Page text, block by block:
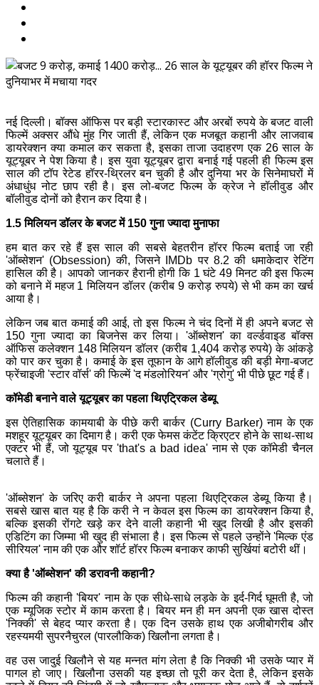
नई दिल्ली। बॉक्स ऑफिस पर बड़ी स्टारकास्ट और अरबों रुपये के बजट वाली
फिल्में अक्सर औंधे मुंह गिर जाती हैं, लेकिन एक मजबूत कहानी और लाजवाब
डायरेक्शन क्या कमाल कर सकता है, इसका ताजा उदाहरण एक 26 साल के
यूट्यूबर ने पेश किया है। इस युवा यूट्यूबर द्वारा बनाई गई पहली ही फिल्म इस
साल की टॉप रेटेड हॉरर-थ्रिलर बन चुकी है और दुनिया भर के सिनेमाघरों में
अंधाधुंध नोट छाप रही है। इस लो-बजट फिल्म के क्रेज ने हॉलीवुड और
बॉलीवुड दोनों को हैरान कर दिया है।
1.5 मिलियन डॉलर के बजट में 150 गुना ज्यादा मुनाफा
हम बात कर रहे हैं इस साल की सबसे बेहतरीन हॉरर फिल्म बताई जा रही
'ऑब्सेशन' (Obsession) की, जिसने IMDb पर 8.2 की धमाकेदार रेटिंग
हासिल की है। आपको जानकर हैरानी होगी कि 1 घंटे 49 मिनट की इस फिल्म
को बनाने में महज 1 मिलियन डॉलर (करीब 9 करोड़ रुपये) से भी कम का खर्च
आया है।
लेकिन जब बात कमाई की आई, तो इस फिल्म ने चंद दिनों में ही अपने बजट से
150 गुना ज्यादा का बिजनेस कर लिया। 'ऑब्सेशन' का वर्ल्डवाइड बॉक्स
ऑफिस कलेक्शन 148 मिलियन डॉलर (करीब 1,404 करोड़ रुपये) के आंकड़े
को पार कर चुका है। कमाई के इस तूफान के आगे हॉलीवुड की बड़ी मेगा-बजट
फ्रेंचाइजी 'स्टार वॉर्स' की फिल्में 'द मंडलोरियन' और 'ग्रोगु' भी पीछे छूट गई हैं।
कॉमेडी बनाने वाले यूट्यूबर का पहला थिएट्रिकल डेब्यू
इस ऐतिहासिक कामयाबी के पीछे करी बार्कर (Curry Barker) नाम के एक
मशहूर यूट्यूबर का दिमाग है। करी एक फेमस कंटेंट क्रिएटर होने के साथ-साथ
एक्टर भी हैं, जो यूट्यूब पर 'that's a bad idea' नाम से एक कॉमेडी चैनल
चलाते हैं।
'ऑब्सेशन' के जरिए करी बार्कर ने अपना पहला थिएट्रिकल डेब्यू किया है।
सबसे खास बात यह है कि करी ने न केवल इस फिल्म का डायरेक्शन किया है,
बल्कि इसकी रोंगटे खड़े कर देने वाली कहानी भी खुद लिखी है और इसकी
एडिटिंग का जिम्मा भी खुद ही संभाला है। इस फिल्म से पहले उन्होंने 'मिल्क एंड
सीरियल' नाम की एक और शॉर्ट हॉरर फिल्म बनाकर काफी सुर्खियां बटोरी थीं।
क्या है 'ऑब्सेशन' की डरावनी कहानी?
फिल्म की कहानी 'बियर' नाम के एक सीधे-साधे लड़के के इर्द-गिर्द घूमती है, जो
एक म्यूजिक स्टोर में काम करता है। बियर मन ही मन अपनी एक खास दोस्त
'निक्की' से बेहद प्यार करता है। एक दिन उसके हाथ एक अजीबोगरीब और
रहस्यमयी सुपरनैचुरल (पारलौकिक) खिलौना लगता है।
वह उस जादुई खिलौने से यह मन्नत मांग लेता है कि निक्की भी उसके प्यार में
पागल हो जाए। खिलौना उसकी यह इच्छा तो पूरी कर देता है, लेकिन इसके